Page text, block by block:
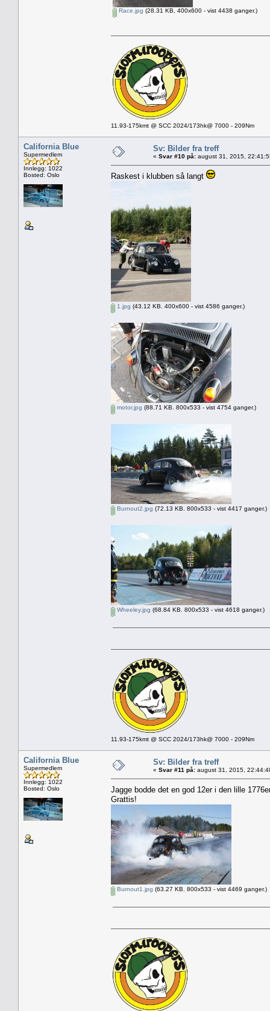
Race.jpg (28.31 KB, 400x600 - vist 4438 ganger.)
11.93-175kmt @ SCC 2024/173hk@ 7000 - 209Nm
California Blue
Supermedlem
Innlegg: 1022
Bosted: Oslo
Sv: Bilder fra treff
« Svar #10 på: august 31, 2015,
Raskest i klubben så langt
1.jpg (43.12 KB. 400x600 - vist 4586 ganger.)
motor.jpg (88.71 KB. 800x533 - vist 4754 ganger.)
Burnout2.jpg (72.13 KB. 800x533 - vist 4417 ganger.)
Wheeley.jpg (68.84 KB. 800x533 - vist 4618 ganger.)
11.93-175kmt @ SCC 2024/173hk@ 7000 - 209Nm
California Blue
Supermedlem
Innlegg: 1022
Bosted: Oslo
Sv: Bilder fra treff
« Svar #11 på: august 31, 2015,
Jagge bodde det en god 12er i den lille
Grattis!
Burnout1.jpg (63.27 KB. 800x533 - vist 4469 ganger.)